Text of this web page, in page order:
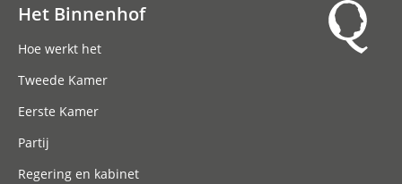
Het Binnenhof
Hoe werkt het
Tweede Kamer
Eerste Kamer
Partij
Regering en kabinet